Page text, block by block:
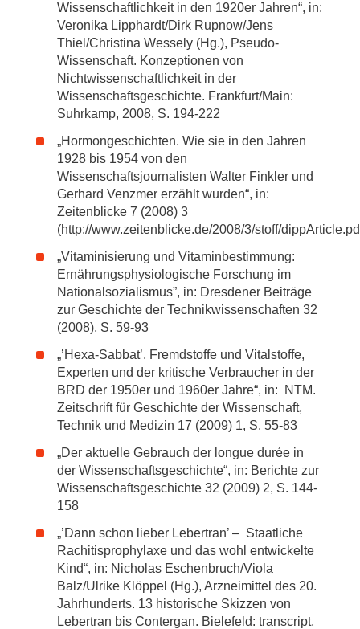
Wissenschaftlichkeit in den 1920er Jahren“, in:
Veronika Lipphardt/Dirk Rupnow/Jens
Thiel/Christina Wessely (Hg.), Pseudo-
Wissenschaft. Konzeptionen von
Nichtwissenschaftlichkeit in der
Wissenschaftsgeschichte. Frankfurt/Main:
Suhrkamp, 2008, S. 194-222
„Hormongeschichten. Wie sie in den Jahren
1928 bis 1954 von den
Wissenschaftsjournalisten Walter Finkler und
Gerhard Venzmer erzählt wurden“, in:
Zeitenblicke 7 (2008) 3
(http://www.zeitenblicke.de/2008/3/stoff/
„Vitaminisierung und Vitaminbestimmung:
Ernährungsphysiologische Forschung im
Nationalsozialismus”, in: Dresdener Beiträge
zur Geschichte der Technikwissenschaften 32
(2008), S. 59-93
„’Hexa-Sabbat’. Fremdstoffe und Vitalstoffe,
Experten und der kritische Verbraucher in der
BRD der 1950er und 1960er Jahre“, in: NTM.
Zeitschrift für Geschichte der Wissenschaft,
Technik und Medizin 17 (2009) 1, S. 55-83
„Der aktuelle Gebrauch der longue durée in
der Wissenschaftsgeschichte“, in: Berichte zur
Wissenschaftsgeschichte 32 (2009) 2, S. 144-
158
„’Dann schon lieber Lebertran’ – Staatliche
Rachitisprophylaxe und das wohl entwickelte
Kind“, in: Nicholas Eschenbruch/Viola
Balz/Ulrike Klöppel (Hg.), Arzneimittel des 20.
Jahrhunderts. 13 historische Skizzen von
Lebertran bis Contergan. Bielefeld: transcript,